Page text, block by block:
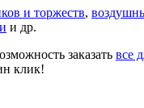
и торжеств,
и др.
заказать все
клик!